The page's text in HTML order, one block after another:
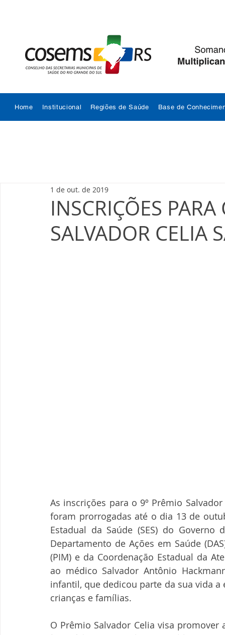
Home Institucional Regiões de Saúde Base de
INSCRIÇÕES
SALVADOR CELIA
1 de out. de 2019
As inscrições para o 9º Prêmio
foram prorrogadas até o dia 13 de
Estadual da Saúde (SES) do
Departamento de Ações em Saúde
(PIM) e da Coordenação Estadual da
ao médico Salvador Antônio
infantil, que dedicou parte da sua vida
crianças e famílias.
O Prêmio Salvador Celia visa